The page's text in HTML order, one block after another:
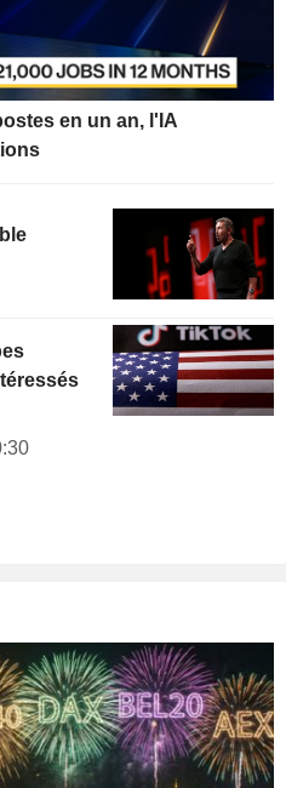
en un an, l'IA